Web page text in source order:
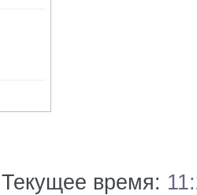
Текущее время: